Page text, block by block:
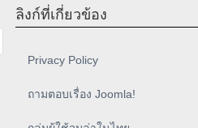
ลิงก์ที่เกี่ยวข้อง
Privacy Policy
ถามตอบเรื่อง Joomla!